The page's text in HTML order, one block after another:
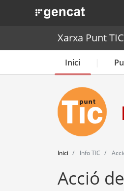
. Obre en una nova
Xarxa Punt TIC
Inici
Inici Info TIC
Acció